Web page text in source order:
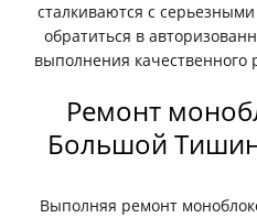
сталкиваются с
обратиться в
выполнения
Ремонт
Большой
Выполняя ремонт